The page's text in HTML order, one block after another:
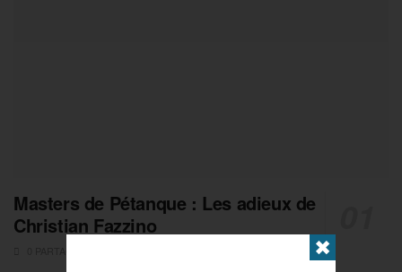
Masters de Pétanque : Les adieux de
Christian Fazzino
✖